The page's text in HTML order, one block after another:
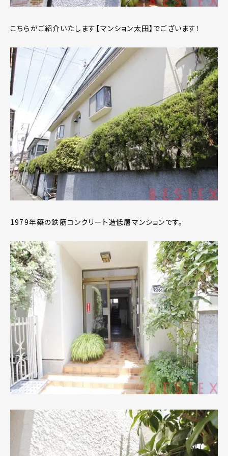
こちらがご紹介いたします【マンション太田】でございます！
1979年築の鉄筋コンクリート造低層マンションです。